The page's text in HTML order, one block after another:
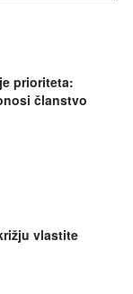
prioriteta:
članstvo
vlastite